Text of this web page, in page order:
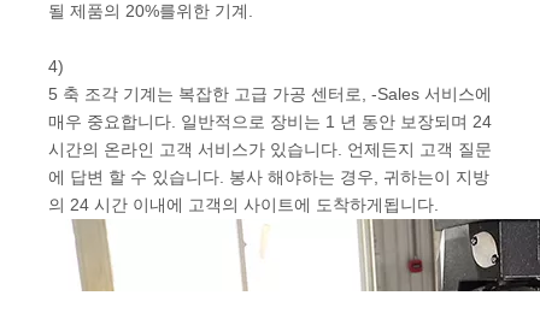
될 제품의 20%를위한 기계.
4)
5 축 조각 기계는 복잡한 고급 가공 센터로, -Sales 서비스에
매우 중요합니다. 일반적으로 장비는 1 년 동안 보장되며 24
시간의 온라인 고객 서비스가 있습니다. 언제든지 고객 질문
에 답변 할 수 있습니다. 봉사 해야하는 경우, 귀하는이 지방
의 24 시간 이내에 고객의 사이트에 도착하게됩니다.